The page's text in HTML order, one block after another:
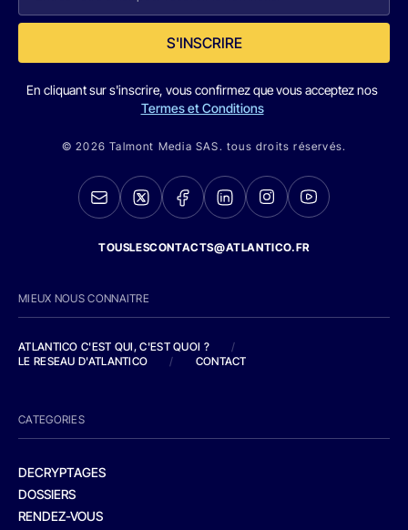
S'INSCRIRE
En cliquant sur s'inscrire, vous confirmez que vous acceptez nos
Termes et Conditions
© 2026 Talmont Media SAS. tous droits réservés.
TOUSLESCONTACTS@ATLANTICO.FR
MIEUX NOUS CONNAITRE
ATLANTICO C'EST QUI, C'EST QUOI ?
/
LE RESEAU D'ATLANTICO
/ CONTACT
CATEGORIES
DECRYPTAGES
DOSSIERS
RENDEZ-VOUS